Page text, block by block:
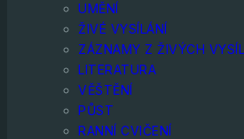
UMĚNÍ
ŽIVÉ VYSÍLÁNÍ
ZÁZNAMY Z ŽIVÝCH
LITERATURA
VĚŠTĚNÍ
PŮST
RANNÍ CVIČENÍ